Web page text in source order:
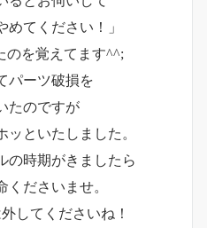
めてください！」
のを覚えてます^^;
パーツ破損を
たのですが
ッといたしました。
の時期がきましたら
くださいませ。
してくださいね！